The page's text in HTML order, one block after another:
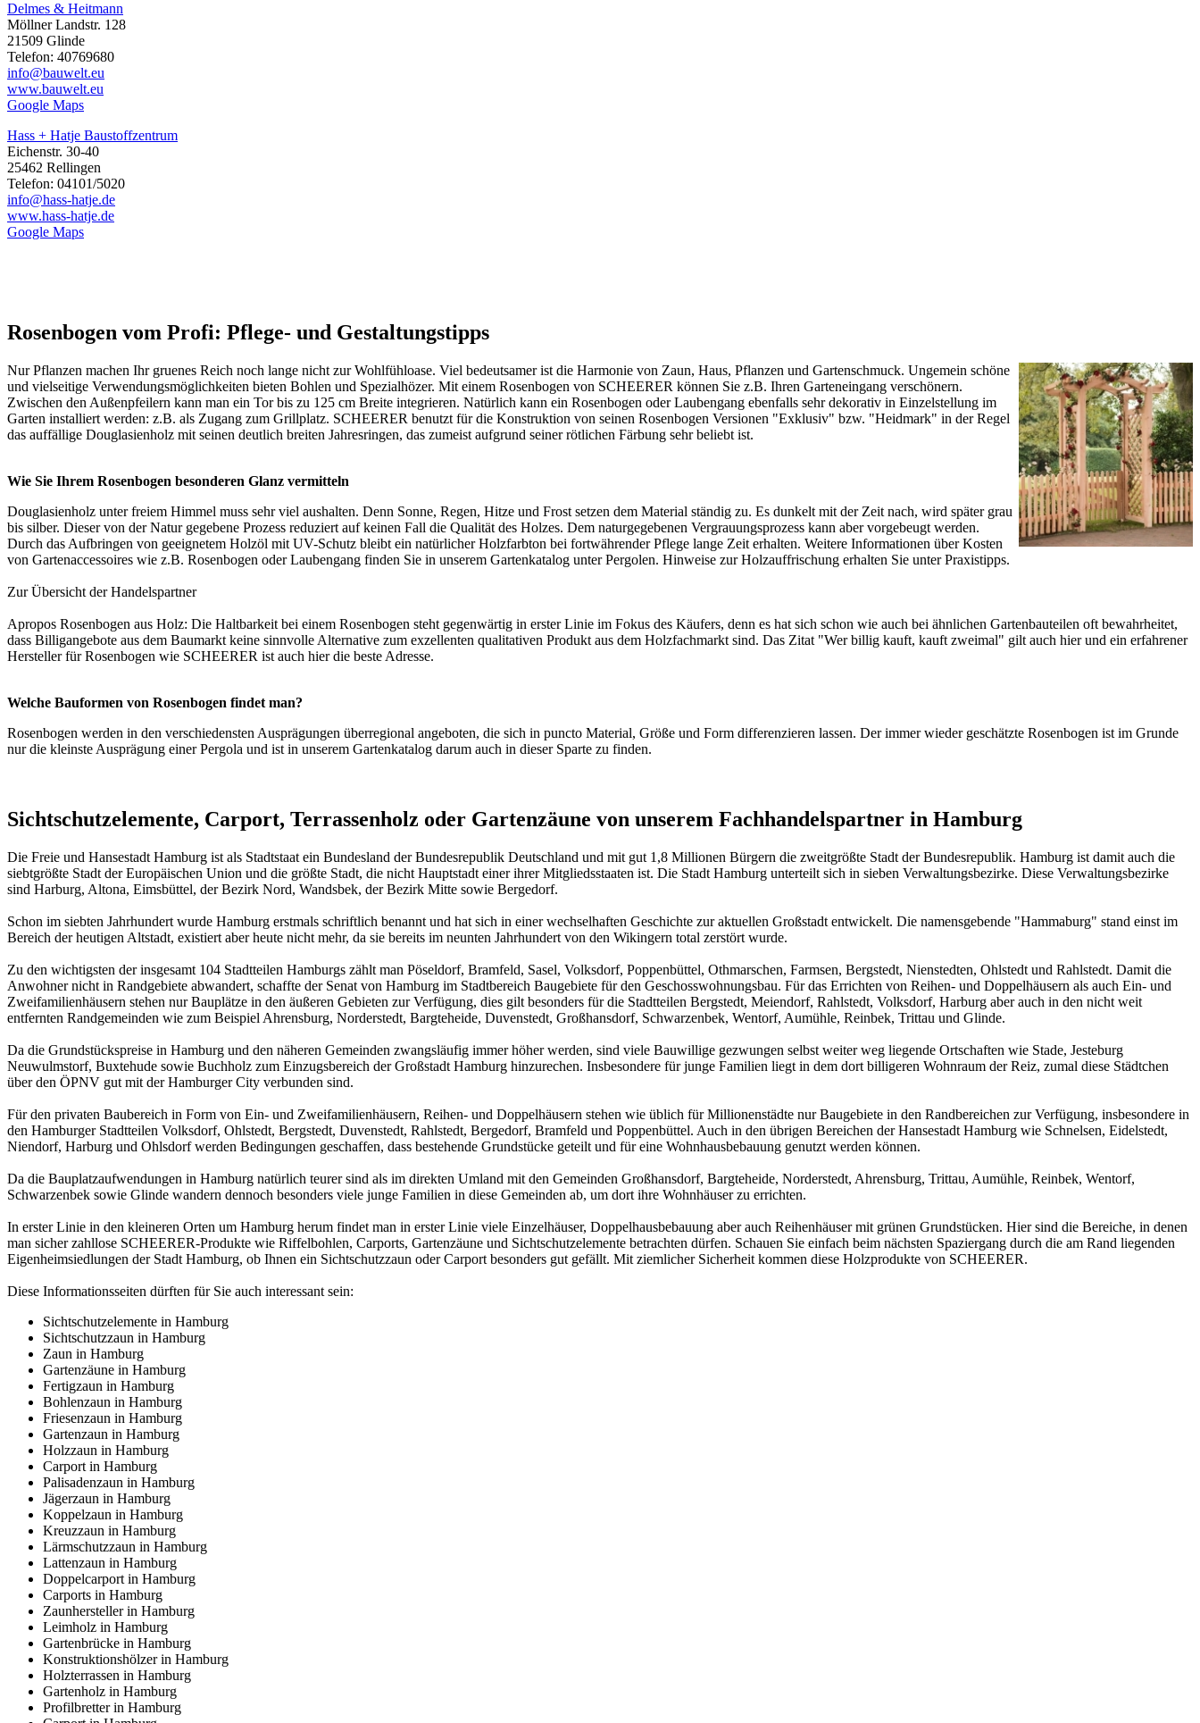
Delmes & Heitmann
Möllner Landstr. 128
21509 Glinde
Telefon: 40769680
info@bauwelt.eu
www.bauwelt.eu
Google Maps
Hass + Hatje Baustoffzentrum
Eichenstr. 30-40
25462 Rellingen
Telefon: 04101/5020
info@hass-hatje.de
www.hass-hatje.de
Google Maps
Rosenbogen vom Profi: Pflege- und Gestaltungstipps
Nur Pflanzen machen Ihr gruenes Reich noch lange nicht zur Wohlfühloase. Viel bedeutsamer ist die Harmonie von Zaun, Haus, Pflanzen und Gartenschmuck. Ungemein schöne
und vielseitige Verwendungsmöglichkeiten bieten Bohlen und Spezialhözer. Mit einem Rosenbogen von SCHEERER können Sie z.B. Ihren Garteneingang verschönern.
Zwischen den Außenpfeilern kann man ein Tor bis zu 125 cm Breite integrieren. Natürlich kann ein Rosenbogen oder Laubengang ebenfalls sehr dekorativ in Einzelstellung im
Garten installiert werden: z.B. als Zugang zum Grillplatz. SCHEERER benutzt für die Konstruktion von seinen Rosenbogen Versionen "Exklusiv" bzw. "Heidmark" in der Regel
das auffällige Douglasienholz mit seinen deutlich breiten Jahresringen, das zumeist aufgrund seiner rötlichen Färbung sehr beliebt ist.
Wie Sie Ihrem Rosenbogen besonderen Glanz vermitteln
Douglasienholz unter freiem Himmel muss sehr viel aushalten. Denn Sonne, Regen, Hitze und Frost setzen dem Material ständig zu. Es dunkelt mit der Zeit nach, wird später grau
bis silber. Dieser von der Natur gegebene Prozess reduziert auf keinen Fall die Qualität des Holzes. Dem naturgegebenen Vergrauungsprozess kann aber vorgebeugt werden.
Durch das Aufbringen von geeignetem Holzöl mit UV-Schutz bleibt ein natürlicher Holzfarbton bei fortwährender Pflege lange Zeit erhalten. Weitere Informationen über Kosten
von Gartenaccessoires wie z.B. Rosenbogen oder Laubengang finden Sie in unserem Gartenkatalog unter Pergolen. Hinweise zur Holzauffrischung erhalten Sie unterPraxistipps.
Zur Übersicht derHandelspartner
Apropos Rosenbogen aus Holz: Die Haltbarkeit bei einem Rosenbogen steht gegenwärtig in erster Linie im Fokus des Käufers, denn es hat sich schon wie auch bei ähnlichen Gartenbauteilen oft bewahrheitet,
dass Billigangebote aus dem Baumarkt keine sinnvolle Alternative zum exzellenten qualitativen Produkt aus dem Holzfachmarkt sind. Das Zitat "Wer billig kauft, kauft zweimal" gilt auch hier und ein erfahrener
Hersteller für Rosenbogen wie SCHEERER ist auch hier die beste Adresse.
Welche Bauformen von Rosenbogen findet man?
Rosenbogen werden in den verschiedensten Ausprägungen überregional angeboten, die sich in puncto Material, Größe und Form differenzieren lassen. Der immer wieder geschätzte Rosenbogen ist im Grunde
nur die kleinste Ausprägung einerPergola und ist in unserem Gartenkatalog darum auch in dieser Sparte zu finden.
Sichtschutzelemente, Carport, Terrassenholz oder Gartenzäune von unserem Fachhandelspartner in Hamburg
Die Freie und Hansestadt Hamburg ist als Stadtstaat ein Bundesland der Bundesrepublik Deutschland und mit gut 1,8 Millionen Bürgern die zweitgrößte Stadt der Bundesrepublik. Hamburg ist damit auch die
siebtgrößte Stadt der Europäischen Union und die größte Stadt, die nicht Hauptstadt einer ihrer Mitgliedsstaaten ist. Die Stadt Hamburg unterteilt sich in sieben Verwaltungsbezirke. Diese Verwaltungsbezirke
sind Harburg, Altona, Eimsbüttel, der Bezirk Nord, Wandsbek, der Bezirk Mitte sowie Bergedorf.
Schon im siebten Jahrhundert wurde Hamburg erstmals schriftlich benannt und hat sich in einer wechselhaften Geschichte zur aktuellen Großstadt entwickelt. Die namensgebende "Hammaburg" stand einst im
Bereich der heutigen Altstadt, existiert aber heute nicht mehr, da sie bereits im neunten Jahrhundert von den Wikingern total zerstört wurde.
Zu den wichtigsten der insgesamt 104 Stadtteilen Hamburgs zählt man Pöseldorf, Bramfeld, Sasel, Volksdorf, Poppenbüttel, Othmarschen, Farmsen, Bergstedt, Nienstedten, Ohlstedt und Rahlstedt. Damit die
Anwohner nicht in Randgebiete abwandert, schaffte der Senat von Hamburg im Stadtbereich Baugebiete für den Geschosswohnungsbau. Für das Errichten von Reihen- und Doppelhäusern als auch Ein- und
Zweifamilienhäusern stehen nur Bauplätze in den äußeren Gebieten zur Verfügung, dies gilt besonders für die Stadtteilen Bergstedt, Meiendorf, Rahlstedt, Volksdorf, Harburg aber auch in den nicht weit
entfernten Randgemeinden wie zum Beispiel Ahrensburg, Norderstedt, Bargteheide, Duvenstedt, Großhansdorf, Schwarzenbek, Wentorf, Aumühle, Reinbek, Trittau und Glinde.
Da die Grundstückspreise in Hamburg und den näheren Gemeinden zwangsläufig immer höher werden, sind viele Bauwillige gezwungen selbst weiter weg liegende Ortschaften wie Stade, Jesteburg
Neuwulmstorf, Buxtehude sowie Buchholz zum Einzugsbereich der Großstadt Hamburg hinzurechen. Insbesondere für junge Familien liegt in dem dort billigeren Wohnraum der Reiz, zumal diese Städtchen
über den ÖPNV gut mit der Hamburger City verbunden sind.
Für den privaten Baubereich in Form von Ein- und Zweifamilienhäusern, Reihen- und Doppelhäusern stehen wie üblich für Millionenstädte nur Baugebiete in den Randbereichen zur Verfügung, insbesondere in
den Hamburger Stadtteilen Volksdorf, Ohlstedt, Bergstedt, Duvenstedt, Rahlstedt, Bergedorf, Bramfeld und Poppenbüttel. Auch in den übrigen Bereichen der Hansestadt Hamburg wie Schnelsen, Eidelstedt,
Niendorf, Harburg und Ohlsdorf werden Bedingungen geschaffen, dass bestehende Grundstücke geteilt und für eine Wohnhausbebauung genutzt werden können.
Da die Bauplatzaufwendungen in Hamburg natürlich teurer sind als im direkten Umland mit den Gemeinden Großhansdorf, Bargteheide, Norderstedt, Ahrensburg, Trittau, Aumühle, Reinbek, Wentorf,
Schwarzenbek sowie Glinde wandern dennoch besonders viele junge Familien in diese Gemeinden ab, um dort ihre Wohnhäuser zu errichten.
In erster Linie in den kleineren Orten um Hamburg herum findet man in erster Linie viele Einzelhäuser, Doppelhausbebauung aber auch Reihenhäuser mit grünen Grundstücken. Hier sind die Bereiche, in denen
man sicher zahllose SCHEERER-Produkte wie Riffelbohlen, Carports, Gartenzäune und Sichtschutzelemente betrachten dürfen. Schauen Sie einfach beim nächsten Spaziergang durch die am Rand liegenden
Eigenheimsiedlungen der Stadt Hamburg, ob Ihnen ein Sichtschutzzaun oder Carport besonders gut gefällt. Mit ziemlicher Sicherheit kommen diese Holzprodukte von SCHEERER.
Diese Informationsseiten dürften für Sie auch interessant sein:
Sichtschutzelemente in Hamburg
Sichtschutzzaun in Hamburg
Zaun in Hamburg
Gartenzäune in Hamburg
Fertigzaun in Hamburg
Bohlenzaun in Hamburg
Friesenzaun in Hamburg
Gartenzaun in Hamburg
Holzzaun in Hamburg
Carport in Hamburg
Palisadenzaun in Hamburg
Jägerzaun in Hamburg
Koppelzaun in Hamburg
Kreuzzaun in Hamburg
Lärmschutzzaun in Hamburg
Lattenzaun in Hamburg
Doppelcarport in Hamburg
Carports in Hamburg
Zaunhersteller in Hamburg
Leimholz in Hamburg
Gartenbrücke in Hamburg
Konstruktionshölzer in Hamburg
Holzterrassen in Hamburg
Gartenholz in Hamburg
Profilbretter in Hamburg